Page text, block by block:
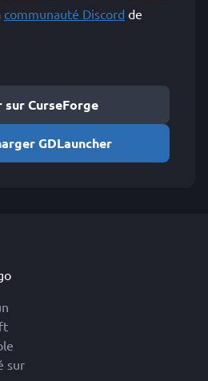
communauté Discord de
sur CurseForge
GDLauncher
sur